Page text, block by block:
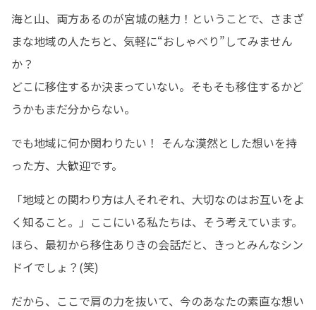
海と山、両方あるのが宮城の魅力！ということで、さまざ
まな地域の人たちと、気軽に“おしゃべり”してみません
か？
どこに移住するか決まっていない。そもそも移住するかど
うかもまだ分からない。
でも地域に何か関わりたい！ そんな漠然とした想いを持
った方、大歓迎です。
「地域との関わり方は人それぞれ、大切なのはお互いをよ
く知ること。」ここにいる私たちは、そう考えています。
ほら、最初から移住ありきの会話だと、きっとみんなシン
ドイでしょ？(笑)
だから、ここで肩の力を抜いて、今のあなたの素直な想い